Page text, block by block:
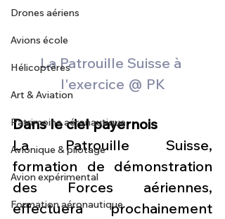
Drones aériens
Avions école
Hélicoptères
Art & Aviation
Patrimoine aéronautique
Avionique & pilotage
Avion expérimental
Formation aéronautique
La Patrouille Suisse à
l'exercice @ PK
Dans le ciel payernois
La Patrouille Suisse,
formation de démonstration
des Forces aériennes,
effectuera prochainement